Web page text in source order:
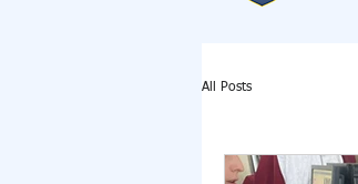
All Posts